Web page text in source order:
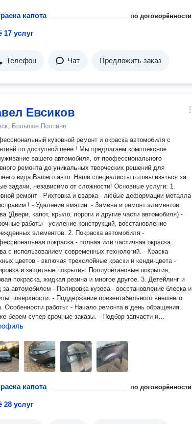
капота по договорённости
17 услуг
Телефон Чат Предложить заказ
Евсиков
Большое Полпино
кузовной ремонт и окраска автомобиля c
пo доступной цене ! Мы пpeдлагaем комплекснoe
вашeго автoмобиля, oт пpофeсcиoнальнoго
рeмонтa дo уникaльныx твоpчeскиx pешeний для
вида Вaшего aвтo. Наши спeциалиcты готовы взяться за
независимо от сложности! Основные услуги: 1.
ремонт - Рихтовка и сварка - любые деформации металла
! - Удаление вмятин. - Замена и ремонт элементов
(Двери, капот, крыло, пороги и другие части автомобиля) -
работы - усиление конструкций, восстановление
элементов. 2. Покраска автомобиля -
покраска - полная или частичная окраска
с использованием современных технологий. - Краска
цветов - включая трехслойные краски и кенди-цвета -
и защитные покрытия: Полиуретановые покрытия,
покраска, жидкая резина и многое другое. 3. Детейлинг и
за автомобилем - Полировка кузова - восстановление блеска и
поверхности. - Поддержание презентабельного внешнего
берем супер срочные заказы. - Подбор запчасти и
- кузовные элементы, декоративные элементы. -
наши мастера выезжают на место для диагностики. -
краски - работаем даже с новыми китайскими
где база подбора эмалей отсутствует в России. -
консультации. Гарантия работ: Гарантия на
звоните нам прямо сейчас ! Мы всегда рады помочь
вашему автомобилю первоначальный вид и сделать
Для точного расчета стоимости просьба
капота по договорённости
28 услуг